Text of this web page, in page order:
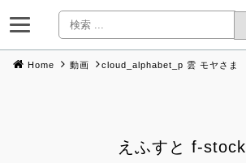
Home 動画 cloud_alphabet_p 雲 モヤさま
えふすと f-stock